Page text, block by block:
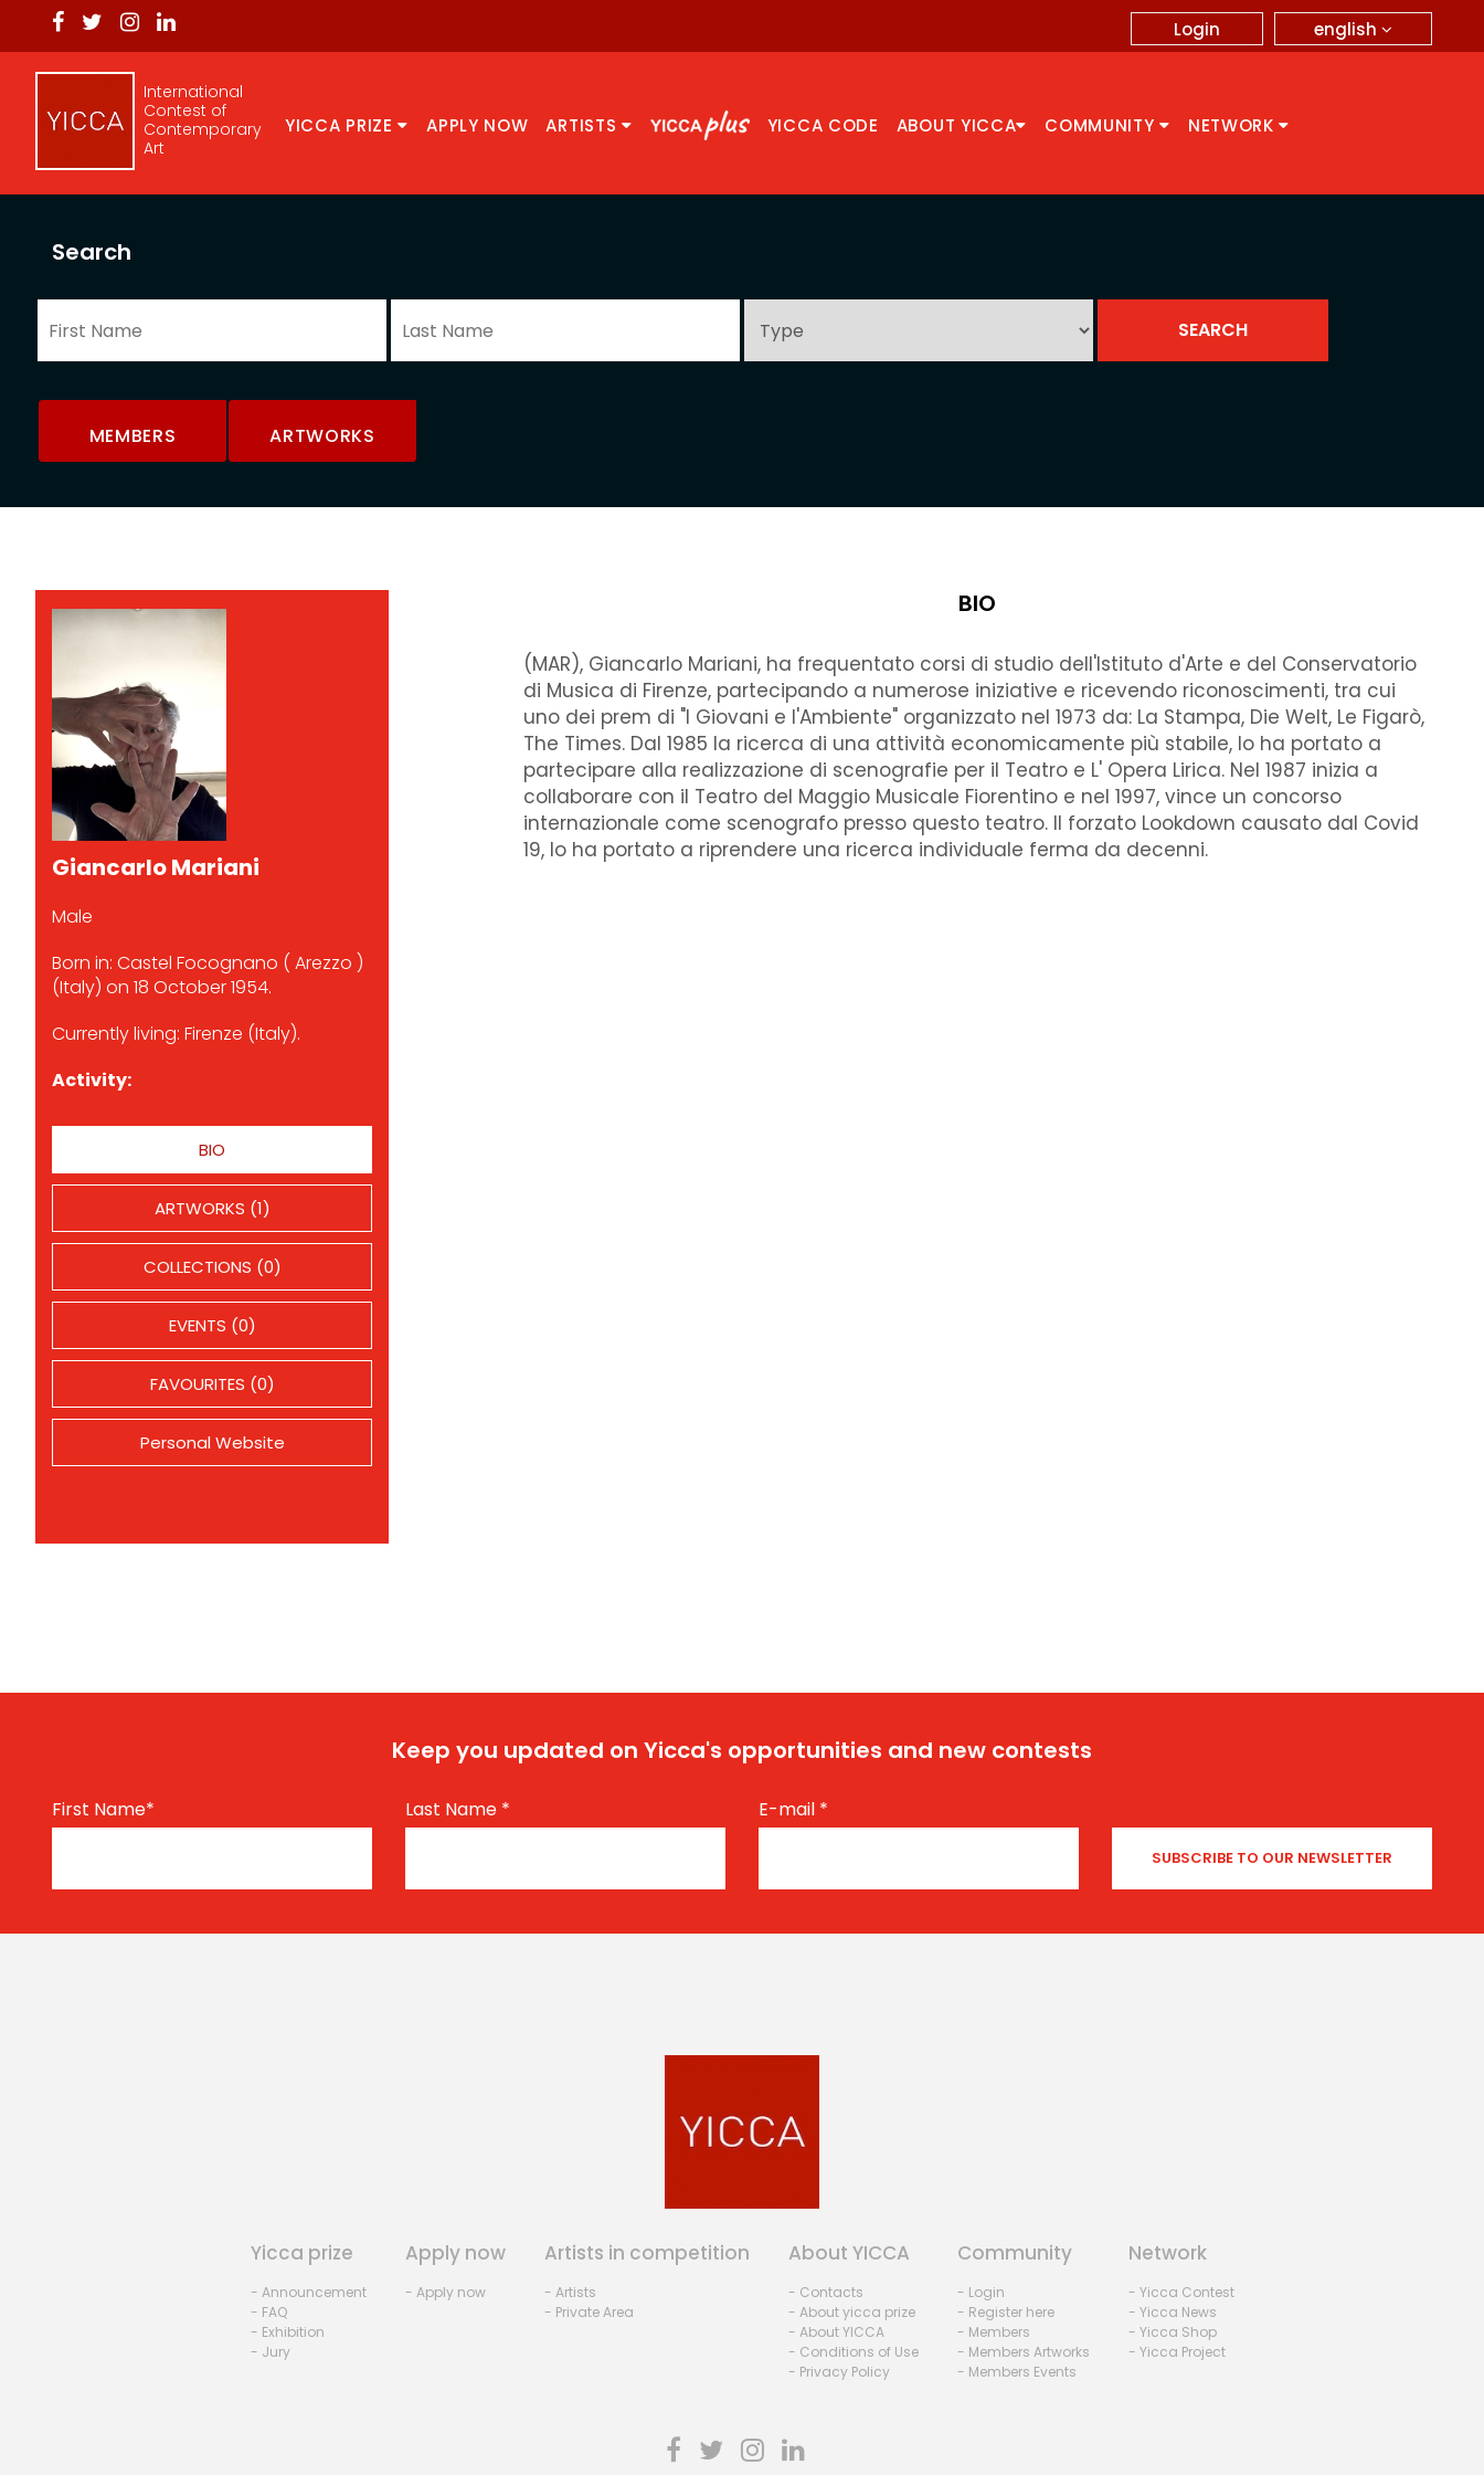
english
Login
International
Contest of
Contemporary
Art
YICCA PRIZE APPLY NOW ARTISTS YICCA CODE ABOUT YICCA COMMUNITY NETWORK
Search
MEMBERS ARTWORKS
Giancarlo Mariani
Male
Born in: Castel Focognano ( Arezzo )
(Italy) on 18 October 1954.
Currently living: Firenze (Italy).
Activity:
BIO
ARTWORKS (1)
COLLECTIONS (0)
EVENTS (0)
FAVOURITES (0)
Personal Website
BIO
(MAR), Giancarlo Mariani, ha frequentato corsi di studio dell'Istituto d'Arte e del Conservatorio
di Musica di Firenze, partecipando a numerose iniziative e ricevendo riconoscimenti, tra cui
uno dei prem di "I Giovani e l'Ambiente" organizzato nel 1973 da: La Stampa, Die Welt, Le Figarò,
The Times. Dal 1985 la ricerca di una attività economicamente più stabile, lo ha portato a
partecipare alla realizzazione di scenografie per il Teatro e L' Opera Lirica. Nel 1987 inizia a
collaborare con il Teatro del Maggio Musicale Fiorentino e nel 1997, vince un concorso
internazionale come scenografo presso questo teatro. Il forzato Lookdown causato dal Covid
19, lo ha portato a riprendere una ricerca individuale ferma da decenni.
Keep you updated on Yicca's opportunities and new contests
First Name* Last Name * E-mail *
Yicca prize
- Announcement
- FAQ
- Exhibition
- Jury
Apply now
- Apply now
Artists in competition
- Artists
- Private Area
About YICCA
- Contacts
- About yicca prize
- About YICCA
- Conditions of Use
- Privacy Policy
Community
- Login
- Register here
- Members
- Members Artworks
- Members Events
Network
- Yicca Contest
- Yicca News
- Yicca Shop
- Yicca Project